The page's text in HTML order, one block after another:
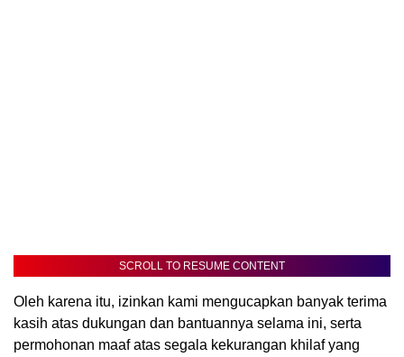
SCROLL TO RESUME CONTENT
Oleh karena itu, izinkan kami mengucapkan banyak terima
kasih atas dukungan dan bantuannya selama ini, serta
permohonan maaf atas segala kekurangan khilaf yang